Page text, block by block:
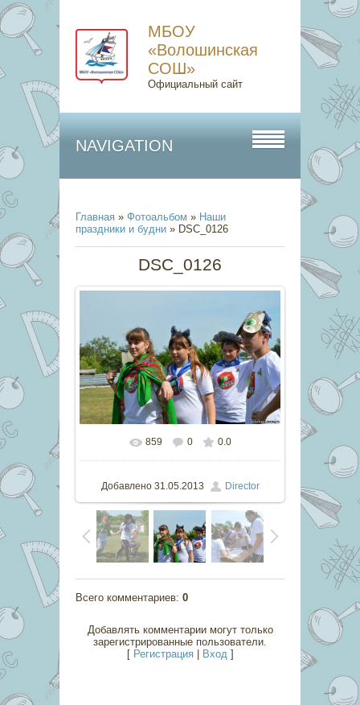
МБОУ
«Волошинская
СОШ»
Официальный сайт
NAVIGATION
Главная » Фотоальбом » Наши
праздники и будни » DSC_0126
DSC_0126
В реальном размере 800x532
362.2Kb
859 0 0.0
Добавлено31.05.2013 Director
Всего комментариев: 0
Добавлять комментарии могут только
зарегистрированные пользователи.
[ Регистрация| Вход]